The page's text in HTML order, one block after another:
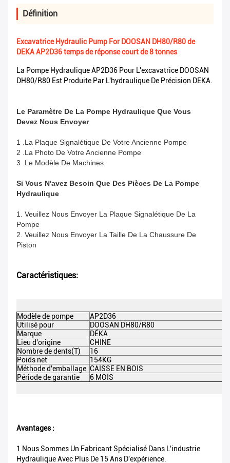
Définition
Excavatrice Hydraulic Pump For DOOSAN DH80/R80 de
DEKA AP2D36 temps de réponse court de 8 tonnes
La Pompe Hydraulique AP2D36 Pour L'excavatrice DOOSAN
DH80/R80 Est Produite Par L'hydraulique De Précision DEKA.
Le Paramètre De La Pompe Hydraulique Que Vous
Devez Nous Envoyer
1 .La Plaque Signalétique De Votre Ancienne Pompe
2 .La Photo De Votre Ancienne Pompe
3 .Le Modèle De Machines.
Si Vous N'avez Besoin Que Des Pièces De La Pompe
Hydraulique
1. Veuillez Nous Envoyer La Plaque Signalétique De La
Pompe
2. Veuillez Nous Envoyer La Taille De La Chaussure De
Piston
Caractéristiques:
Modèle de pompe
AP2D36
Utilisé pour
DOOSAN DH80/R80
Marque
DÉKA
Lieu d'origine
CHINE
Nombre de dents(T)
16
Poids net
154KG
Méthode d'emballage CAISSE EN BOIS
Période de garantie
6 MOIS
Avantages :
1 Nous Sommes Un Fabricant Spécialisé Dans L'industrie
Hydraulique Avec Plus De 15 Ans D'expérience.